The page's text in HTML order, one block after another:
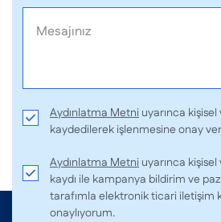
Aydınlatma Metni uyarınca
kaydedilerek işlenmesine onay
Aydınlatma Metni uyarınca
kaydı ile kampanya bildirim ve
tarafımla elektronik ticari iletişim
onaylıyorum.